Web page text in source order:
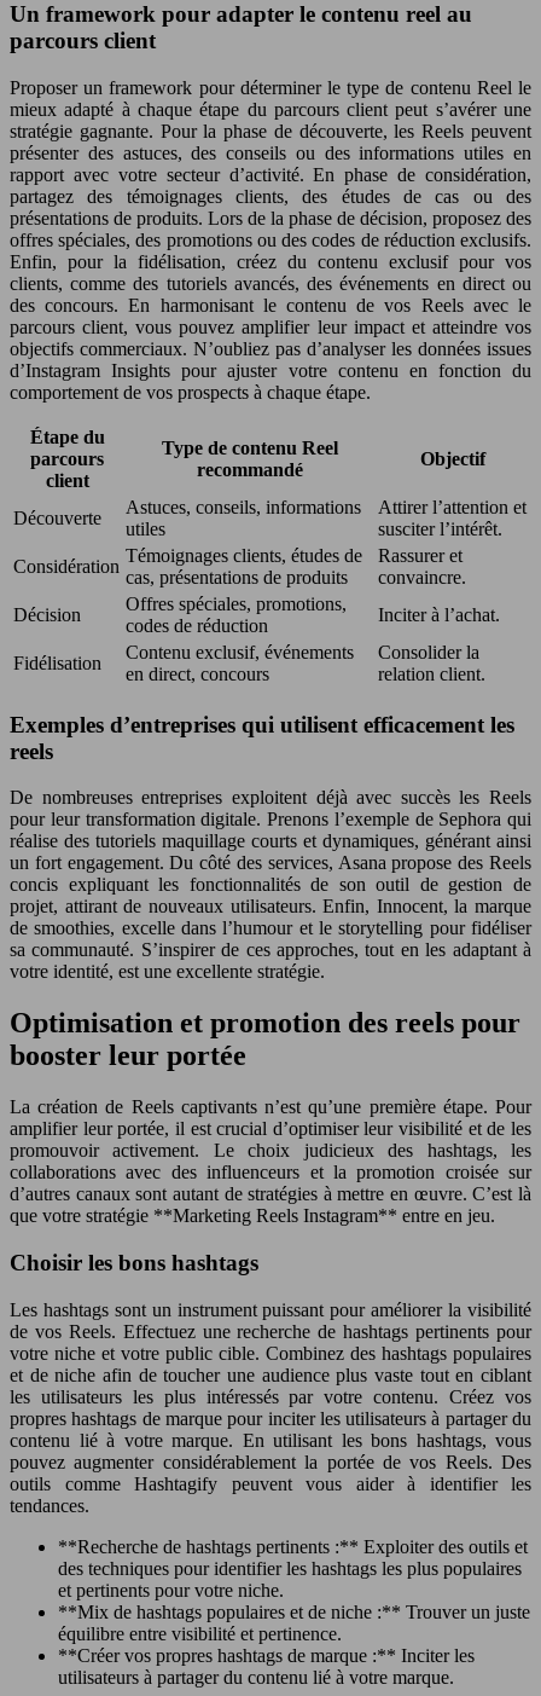
Un framework pour adapter le contenu reel au
parcours client
Proposer un framework pour déterminer le type de contenu Reel le
mieux adapté à chaque étape du parcours client peut s’avérer une
stratégie gagnante. Pour la phase de découverte, les Reels peuvent
présenter des astuces, des conseils ou des informations utiles en
rapport avec votre secteur d’activité. En phase de considération,
partagez des témoignages clients, des études de cas ou des
présentations de produits. Lors de la phase de décision, proposez des
offres spéciales, des promotions ou des codes de réduction exclusifs.
Enfin, pour la fidélisation, créez du contenu exclusif pour vos
clients, comme des tutoriels avancés, des événements en direct ou
des concours. En harmonisant le contenu de vos Reels avec le
parcours client, vous pouvez amplifier leur impact et atteindre vos
objectifs commerciaux. N’oubliez pas d’analyser les données issues
d’Instagram Insights pour ajuster votre contenu en fonction du
comportement de vos prospects à chaque étape.
Étape du
parcours
client
Type de contenu Reel
recommandé
Objectif
Découverte
Astuces, conseils, informations
utiles
Attirer l’attention et
susciter l’intérêt.
Considération
Témoignages clients, études de
cas, présentations de produits
Rassurer et
convaincre.
Décision
Offres spéciales, promotions,
codes de réduction
Inciter à l’achat.
Fidélisation
Contenu exclusif, événements
en direct, concours
Consolider la
relation client.
Exemples d’entreprises qui utilisent efficacement les
reels
De nombreuses entreprises exploitent déjà avec succès les Reels
pour leur transformation digitale. Prenons l’exemple de Sephora qui
réalise des tutoriels maquillage courts et dynamiques, générant ainsi
un fort engagement. Du côté des services, Asana propose des Reels
concis expliquant les fonctionnalités de son outil de gestion de
projet, attirant de nouveaux utilisateurs. Enfin, Innocent, la marque
de smoothies, excelle dans l’humour et le storytelling pour fidéliser
sa communauté. S’inspirer de ces approches, tout en les adaptant à
votre identité, est une excellente stratégie.
Optimisation et promotion des reels pour
booster leur portée
La création de Reels captivants n’est qu’une première étape. Pour
amplifier leur portée, il est crucial d’optimiser leur visibilité et de les
promouvoir activement. Le choix judicieux des hashtags, les
collaborations avec des influenceurs et la promotion croisée sur
d’autres canaux sont autant de stratégies à mettre en œuvre. C’est là
que votre stratégie **Marketing Reels Instagram** entre en jeu.
Choisir les bons hashtags
Les hashtags sont un instrument puissant pour améliorer la visibilité
de vos Reels. Effectuez une recherche de hashtags pertinents pour
votre niche et votre public cible. Combinez des hashtags populaires
et de niche afin de toucher une audience plus vaste tout en ciblant
les utilisateurs les plus intéressés par votre contenu. Créez vos
propres hashtags de marque pour inciter les utilisateurs à partager du
contenu lié à votre marque. En utilisant les bons hashtags, vous
pouvez augmenter considérablement la portée de vos Reels. Des
outils comme Hashtagify peuvent vous aider à identifier les
tendances.
**Recherche de hashtags pertinents :** Exploiter des outils et
des techniques pour identifier les hashtags les plus populaires
et pertinents pour votre niche.
**Mix de hashtags populaires et de niche :** Trouver un juste
équilibre entre visibilité et pertinence.
**Créer vos propres hashtags de marque :** Inciter les
utilisateurs à partager du contenu lié à votre marque.